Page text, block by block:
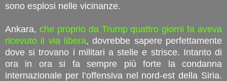
sono esplosi nelle vicinanze.
Ankara, che proprio da Trump quattro giorni fa aveva
ricevuto il via libera, dovrebbe sapere perfettamente
dove si trovano i militari a stelle e strisce. Intanto di
ora in ora si fa sempre più forte la condanna
internazionale per l’offensiva nel nord-est della Siria.